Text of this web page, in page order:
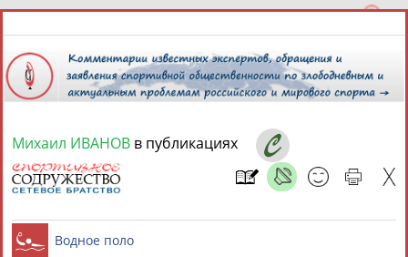
7 августа 2026 года,
СПОРТСМЕНЫ, ТРЕНЕРЫ И СПЕЦИАЛИСТЫ
Михаил ИВАНОВ в публикациях